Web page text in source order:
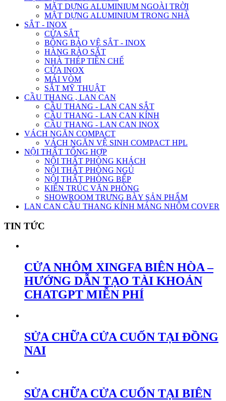
MẶT DỰNG ALUMINIUM NGOÀI TRỜI
MẶT DỰNG ALUMINIUM TRONG NHÀ
SẮT - INOX
CỬA SẮT
BÔNG BẢO VỆ SẮT - INOX
HÀNG RÀO SẮT
NHÀ THÉP TIỀN CHẾ
CỬA INOX
MÁI VÒM
SẮT MỸ THUẬT
CẦU THANG , LAN CAN
CẦU THANG - LAN CAN SẮT
CẦU THANG - LAN CAN KÍNH
CẦU THANG - LAN CAN INOX
VÁCH NGĂN COMPACT
VÁCH NGĂN VỆ SINH COMPACT HPL
NỘI THẤT TỔNG HỢP
NỘI THẤT PHÒNG KHÁCH
NỘI THẤT PHÒNG NGỦ
NỘI THẤT PHÒNG BẾP
KIẾN TRÚC VĂN PHÒNG
SHOWROOM TRƯNG BÀY SẢN PHẨM
LAN CAN CẦU THANG KÍNH MÁNG NHÔM COVER
TIN TỨC
CỬA NHÔM XINGFA BIÊN HÒA –
HƯỚNG DẪN TẠO TÀI KHOẢN
CHATGPT MIỄN PHÍ
SỬA CHỮA CỬA CUỐN TẠI ĐỒNG
NAI
SỬA CHỮA CỬA CUỐN TẠI BIÊN